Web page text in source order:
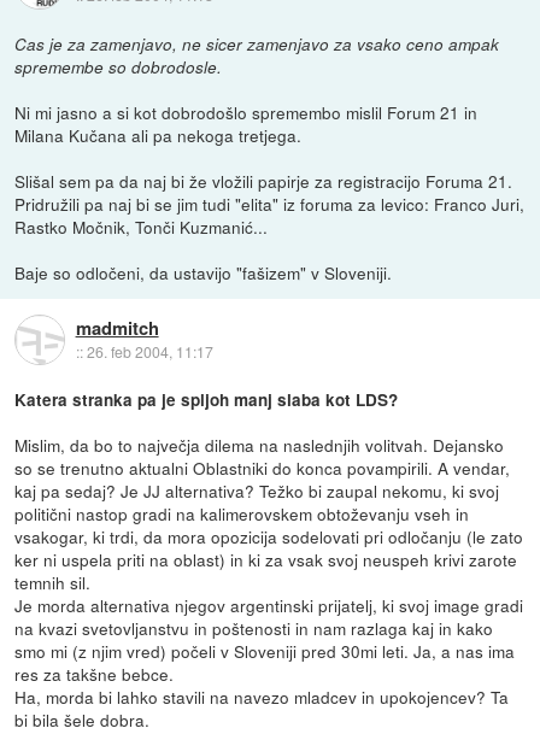
Cas je za zamenjavo, ne sicer zamenjavo za vsako ceno ampak
spremembe so dobrodosle.
Ni mi jasno a si kot dobrodošlo spremembo mislil Forum 21 in
Milana Kučana ali pa nekoga tretjega.
Slišal sem pa da naj bi že vložili papirje za registracijo Foruma 21.
Pridružili pa naj bi se jim tudi "elita" iz foruma za levico: Franco Juri,
Rastko Močnik, Tonči Kuzmanić...
Baje so odločeni, da ustavijo "fašizem" v Sloveniji.
madmitch
::26. feb 2004, 11:17
Katera stranka pa je spljoh manj slaba kot LDS?
Mislim, da bo to največja dilema na naslednjih volitvah. Dejansko
so se trenutno aktualni Oblastniki do konca povampirili. A vendar,
kaj pa sedaj? Je JJ alternativa? Težko bi zaupal nekomu, ki svoj
politični nastop gradi na kalimerovskem obtoževanju vseh in
vsakogar, ki trdi, da mora opozicija sodelovati pri odločanju (le zato
ker ni uspela priti na oblast) in ki za vsak svoj neuspeh krivi zarote
temnih sil.
Je morda alternativa njegov argentinski prijatelj, ki svoj image gradi
na kvazi svetovljanstvu in poštenosti in nam razlaga kaj in kako
smo mi (z njim vred) počeli v Sloveniji pred 30mi leti. Ja, a nas ima
res za takšne bebce.
Ha, morda bi lahko stavili na navezo mladcev in upokojencev? Ta
bi bila šele dobra.